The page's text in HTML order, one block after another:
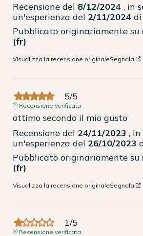
Recensione del 8/12/2024 , in
un'esperienza del 2/11/2024 di
Pubblicato originariamente su
(fr)
Visualizza la recensione originaleSegnala
5/5
Recensione verificata
ottimo secondo il mio gusto
Recensione del 24/11/2023 ,
un'esperienza del 26/10/2023
Pubblicato originariamente su
(fr)
Visualizza la recensione originaleSegnala
1/5
Recensione verificata